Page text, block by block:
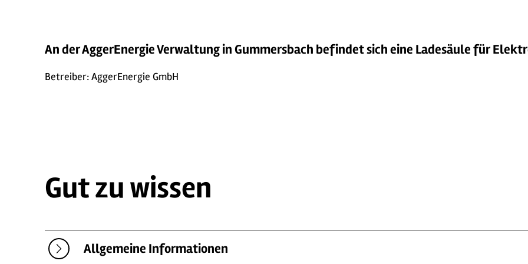
An der AggerEnergie Verwaltung in Gummersbach befindet sich eine Ladesäule für
Betreiber: AggerEnergie GmbH
Gut zu wissen
Allgemeine Informationen